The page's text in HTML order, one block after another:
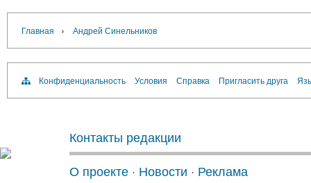
Главная › Андрей Синельников
Конфиденциальность Условия Справка Пригласить друга
Контакты редакции
О проекте · Новости · Реклама